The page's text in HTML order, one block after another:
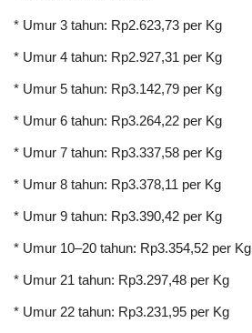
* Umur 3 tahun: Rp2.623,73 per Kg
* Umur 4 tahun: Rp2.927,31 per Kg
* Umur 5 tahun: Rp3.142,79 per Kg
* Umur 6 tahun: Rp3.264,22 per Kg
* Umur 7 tahun: Rp3.337,58 per Kg
* Umur 8 tahun: Rp3.378,11 per Kg
* Umur 9 tahun: Rp3.390,42 per Kg
* Umur 10–20 tahun: Rp3.354,52 per Kg
* Umur 21 tahun: Rp3.297,48 per Kg
* Umur 22 tahun: Rp3.231,95 per Kg